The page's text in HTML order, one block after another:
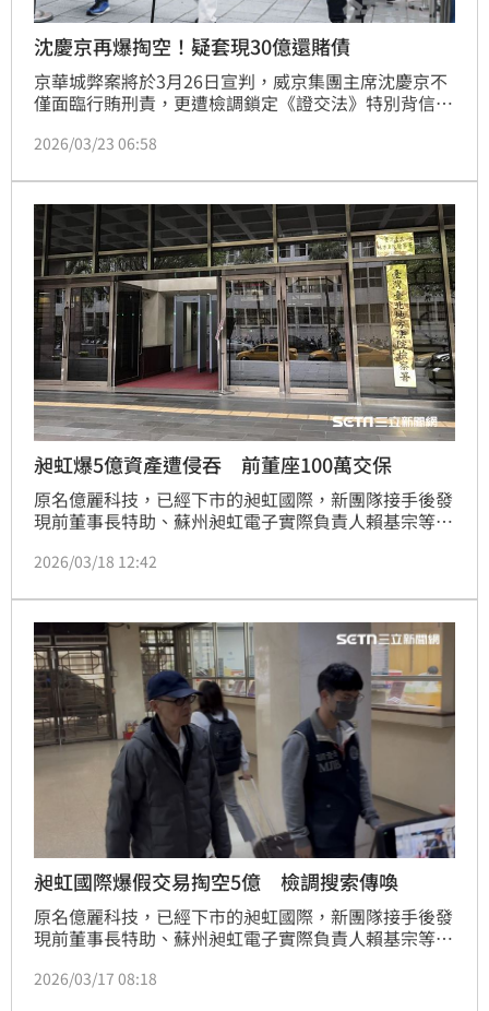
沈慶京再爆掏空！疑套現30億還賭債
京華城弊案將於3月26日宣判，威京集團主席沈慶京不
僅面臨行賄刑責，更遭檢調鎖定《證交法》特別背信重
越開發以高於底價30億元、總價372億元向沈京慶掌控
右手」墊高價格，涉嫌掏空上市公司中石化。
2026/03/23 06:58
昶虹爆5億資產遭侵吞 前董座100萬交保
原名億麗科技，已經下市的昶虹國際，新團隊接手後發
現前董事長特助、蘇州昶虹電子實際負責人賴基宗等
當人頭掛名員工領薪水，涉侵吞公司資產總額超過5億
傳喚賴男父子等共5人到案，訊後賴基宗100萬元交
保，其餘人請回。
2026/03/18 12:42
昶虹國際爆假交易掏空5億 檢調搜索傳喚
原名億麗科技，已經下市的昶虹國際，新團隊接手後發
現前董事長特助、蘇州昶虹電子實際負責人賴基宗等
上揭露，另賴男以兒子當人頭，在公司掛名員工領薪
2026/03/17 08:18